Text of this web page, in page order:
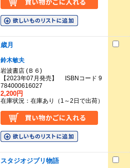
歳月
鈴木敏夫
岩波書店 (Ｂ６)
【2023年07月発売】 ISBNコード 9
784000616027
2,200円
在庫状況：在庫あり（1～2日で出荷）
スタジオジブリ物語